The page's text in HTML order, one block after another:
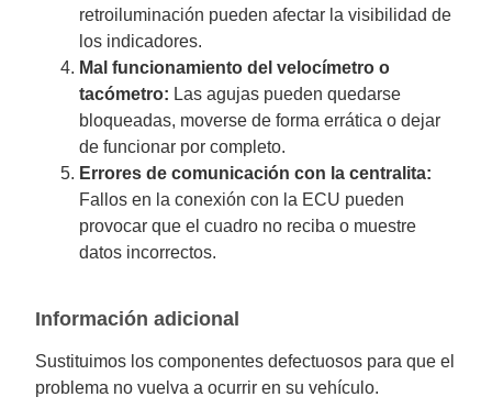
retroiluminación pueden afectar la visibilidad de
los indicadores.
Mal funcionamiento del velocímetro o
tacómetro: Las agujas pueden quedarse
bloqueadas, moverse de forma errática o dejar
de funcionar por completo.
Errores de comunicación con la centralita:
Fallos en la conexión con la ECU pueden
provocar que el cuadro no reciba o muestre
datos incorrectos.
Información adicional
Sustituimos los componentes defectuosos para que el
problema no vuelva a ocurrir en su vehículo.